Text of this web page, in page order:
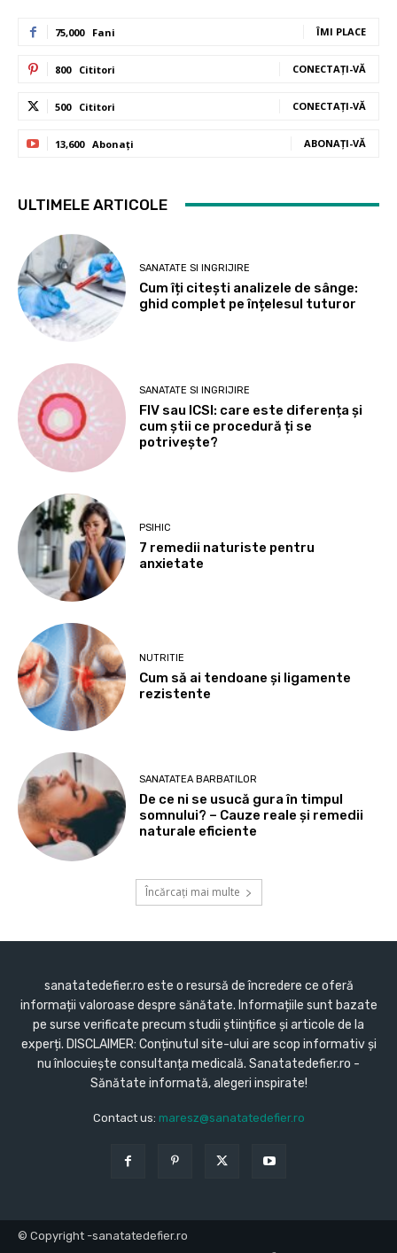
75,000 Fani ÎMI PLACE
800 Cititori CONECTAȚI-VĂ
500 Cititori CONECTAȚI-VĂ
13,600 Abonați ABONAȚI-VĂ
ULTIMELE ARTICOLE
SANATATE SI INGRIJIRE
Cum îți citești analizele de sânge:
ghid complet pe înțelesul tuturor
SANATATE SI INGRIJIRE
FIV sau ICSI: care este diferența și
cum știi ce procedură ți se
potrivește?
PSIHIC
7 remedii naturiste pentru
anxietate
NUTRITIE
Cum să ai tendoane şi ligamente
rezistente
SANATATEA BARBATILOR
De ce ni se usucă gura în timpul
somnului? – Cauze reale și remedii
naturale eficiente
Încărcați mai multe
sanatatedefier.ro este o resursă de încredere ce oferă
informații valoroase despre sănătate. Informațiile sunt bazate
pe surse verificate precum studii științifice și articole de la
experți. DISCLAIMER: Conținutul site-ului are scop informativ și
nu înlocuiește consultanța medicală. Sanatatedefier.ro -
Sănătate informată, alegeri inspirate!
Contact us: maresz@sanatatedefier.ro
© Copyright -sanatatedefier.ro